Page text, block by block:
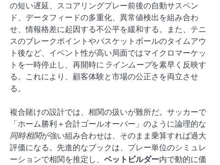
の短い遅延、スコアリングプレー前後の自動サスペン
ド、データフィードの多重化、異常値検出を組み合わ
せ、情報格差に起因する不公平を緩和する。また、テニ
スのブレークポイントやバスケットボールのタイムアウ
ト後など、イベント性が高い局面ではマイクロマーケッ
トを一時停止し、再開時に ラインムーブを素早く反映す
る。これにより、顧客体験と市場の公正さを両立させ
る。
複合賭けの設計では、相関の扱いが難所だ。サッカーで
「ホーム勝利＋合計ゴールオーバー」のように論理的な
同時相関が強い組み合わせは、そのまま乗算すれば過大
評価になる。先進的なブックは、プレー単位のシミュレ
ーションで相関を推定し、 ベットビルダー内で動的に価